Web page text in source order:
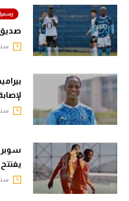
أقسام خاصة
Gamers
ميركاتو
تقرير في الجول
تحليل في الجول
كويز في الجول
فيديو في الجول
صديق
سوبر
يفتتح